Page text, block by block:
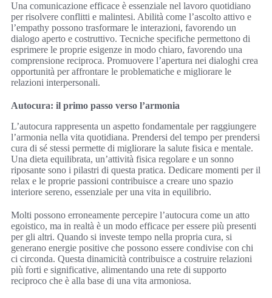
Una comunicazione efficace è essenziale nel lavoro quotidiano
per risolvere conflitti e malintesi. Abilità come l’ascolto attivo e
l’empathy possono trasformare le interazioni, favorendo un
dialogo aperto e costruttivo. Tecniche specifiche permettono di
esprimere le proprie esigenze in modo chiaro, favorendo una
comprensione reciproca. Promuovere l’apertura nei dialoghi crea
opportunità per affrontare le problematiche e migliorare le
relazioni interpersonali.
Autocura: il primo passo verso l’armonia
L’autocura rappresenta un aspetto fondamentale per raggiungere
l’armonia nella vita quotidiana. Prendersi del tempo per prendersi
cura di sé stessi permette di migliorare la salute fisica e mentale.
Una dieta equilibrata, un’attività fisica regolare e un sonno
riposante sono i pilastri di questa pratica. Dedicare momenti per il
relax e le proprie passioni contribuisce a creare uno spazio
interiore sereno, essenziale per una vita in equilibrio.
Molti possono erroneamente percepire l’autocura come un atto
egoistico, ma in realtà è un modo efficace per essere più presenti
per gli altri. Quando si investe tempo nella propria cura, si
generano energie positive che possono essere condivise con chi
ci circonda. Questa dinamicità contribuisce a costruire relazioni
più forti e significative, alimentando una rete di supporto
reciproco che è alla base di una vita armoniosa.